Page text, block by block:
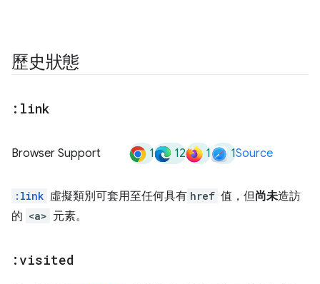
歷史狀態
:link
Browser Support 1 12 1 1Source
:link 虛擬類別可套用至任何具有 href 值，但尚未造訪
的 <a> 元素。
:visited